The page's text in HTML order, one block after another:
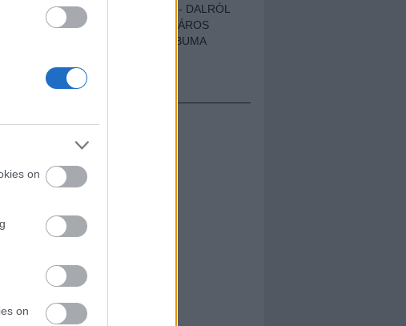
on
on
ELLOPOTT FÖLDIG - DALRÓL
DALRA A KÉPZELT VÁROS
SAMIZDAT CÍMŰ ALBUMA
HIRDETÉS